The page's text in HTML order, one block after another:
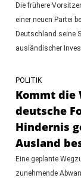
Die frühere
einer neuen Partei
Deutschland seine
ausländischer
POLITIK
Kommt die
deutsche
Hindernis
Ausland
Eine geplante
zunehmende